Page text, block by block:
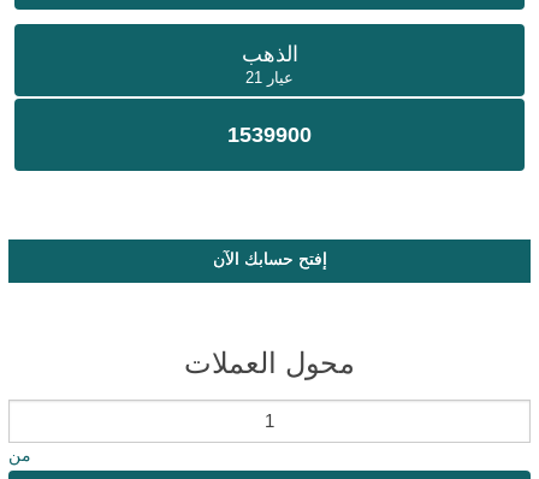
الذهب
عيار 21
1539900
إفتح حسابك الآن
محول العملات
من